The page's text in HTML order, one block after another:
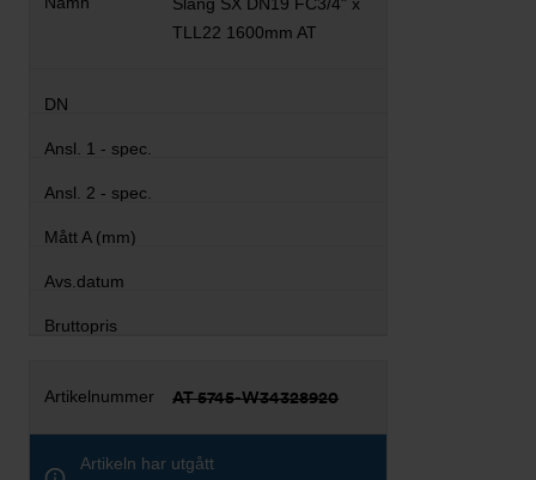
TLL22 1600mm AT
AT 5745-W34328920
Artikeln har utgått